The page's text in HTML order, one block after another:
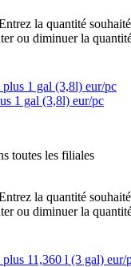
la quantité
ou diminuer la
1 gal (3,8l) eur/pc
toutes les filiales
la quantité
ou diminuer la